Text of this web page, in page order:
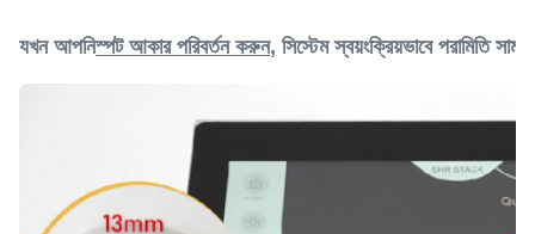
যখন আপনিস্পট আকার পরিবর্তন করুন, সিস্টেম স্বয়ংক্রিয়ভাবে পরামিতি